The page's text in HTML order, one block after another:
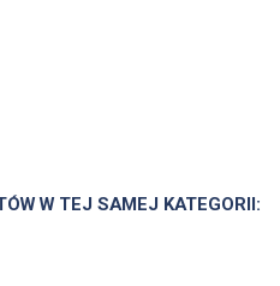
W TEJ SAMEJ KATEGORII: